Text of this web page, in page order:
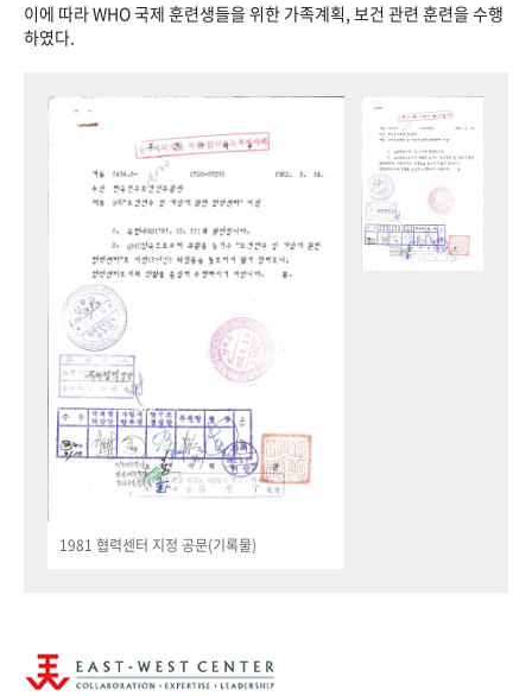
이에 따라 WHO 국제 훈련생들을 위한 가족계획, 보건 관련 훈련을 수행
하였다.
1981 협력센터 지정 공문(기록물)